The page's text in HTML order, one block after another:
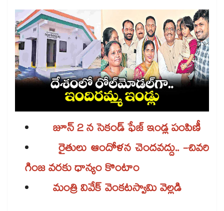
జూన్ 2 న సెకండ్ ఫేజ్ ఇండ్ల పంపిణీ
రైతులు ఆందోళన చెందవద్దు.. -చివరి
గింజ వరకు ధాన్యం కొంటాం
మంత్రి వివేక్ వెంకటస్వామి వెల్లడి